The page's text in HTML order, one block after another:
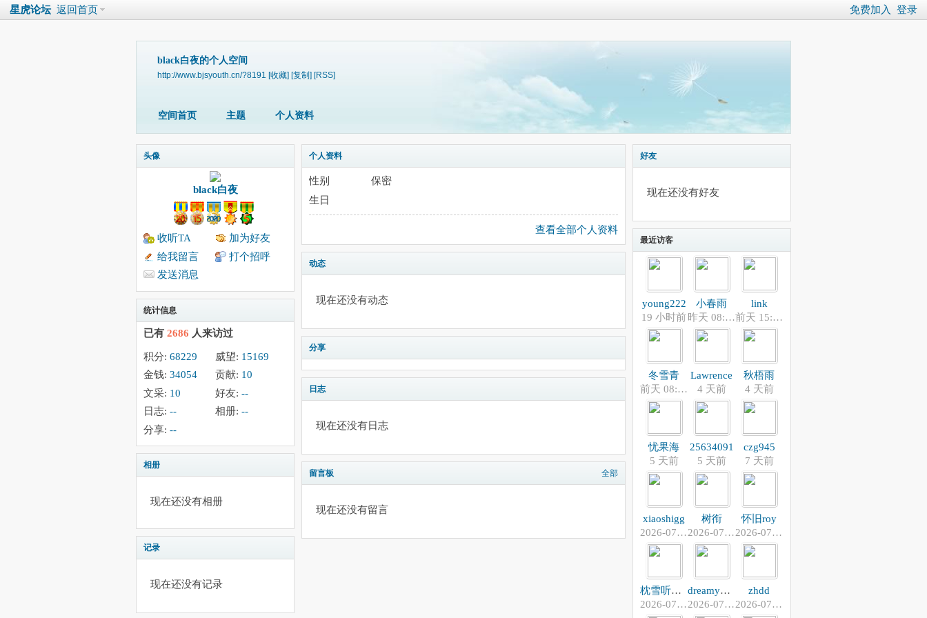
免费加入 登录
星虎论坛 返回首页
black白夜的个人空间
http://www.bjsyouth.cn/?8191 [收藏] [复制] [RSS]
空间首页 主题 个人资料
头像
black白夜
收听TA
加为好友
给我留言
打个招呼
发送消息
统计信息
已有 2686 人来访过
积分: 68229 威望: 15169
金钱: 34054 贡献: 10
文采: 10 好友: --
日志: -- 相册: --
分享: --
相册
现在还没有相册
记录
现在还没有记录
个人资料
性别
保密
生日
查看全部个人资料
动态
现在还没有动态
分享
日志
现在还没有日志
留言板 全部
现在还没有留言
好友
现在还没有好友
最近访客
young222
19 小时前
小春雨
昨天 08:32
link
前天 15:02
冬雪青
前天 08:56
Lawrence
4 天前
秋梧雨
4 天前
忧果海
5 天前
25634091
5 天前
czg945
7 天前
xiaoshigg
2026-07-30
树衔
2026-07-28
怀旧roy
2026-07-26
枕雪听风吟
2026-07-26
dreamyouthlao
2026-07-25
zhdd
2026-07-24